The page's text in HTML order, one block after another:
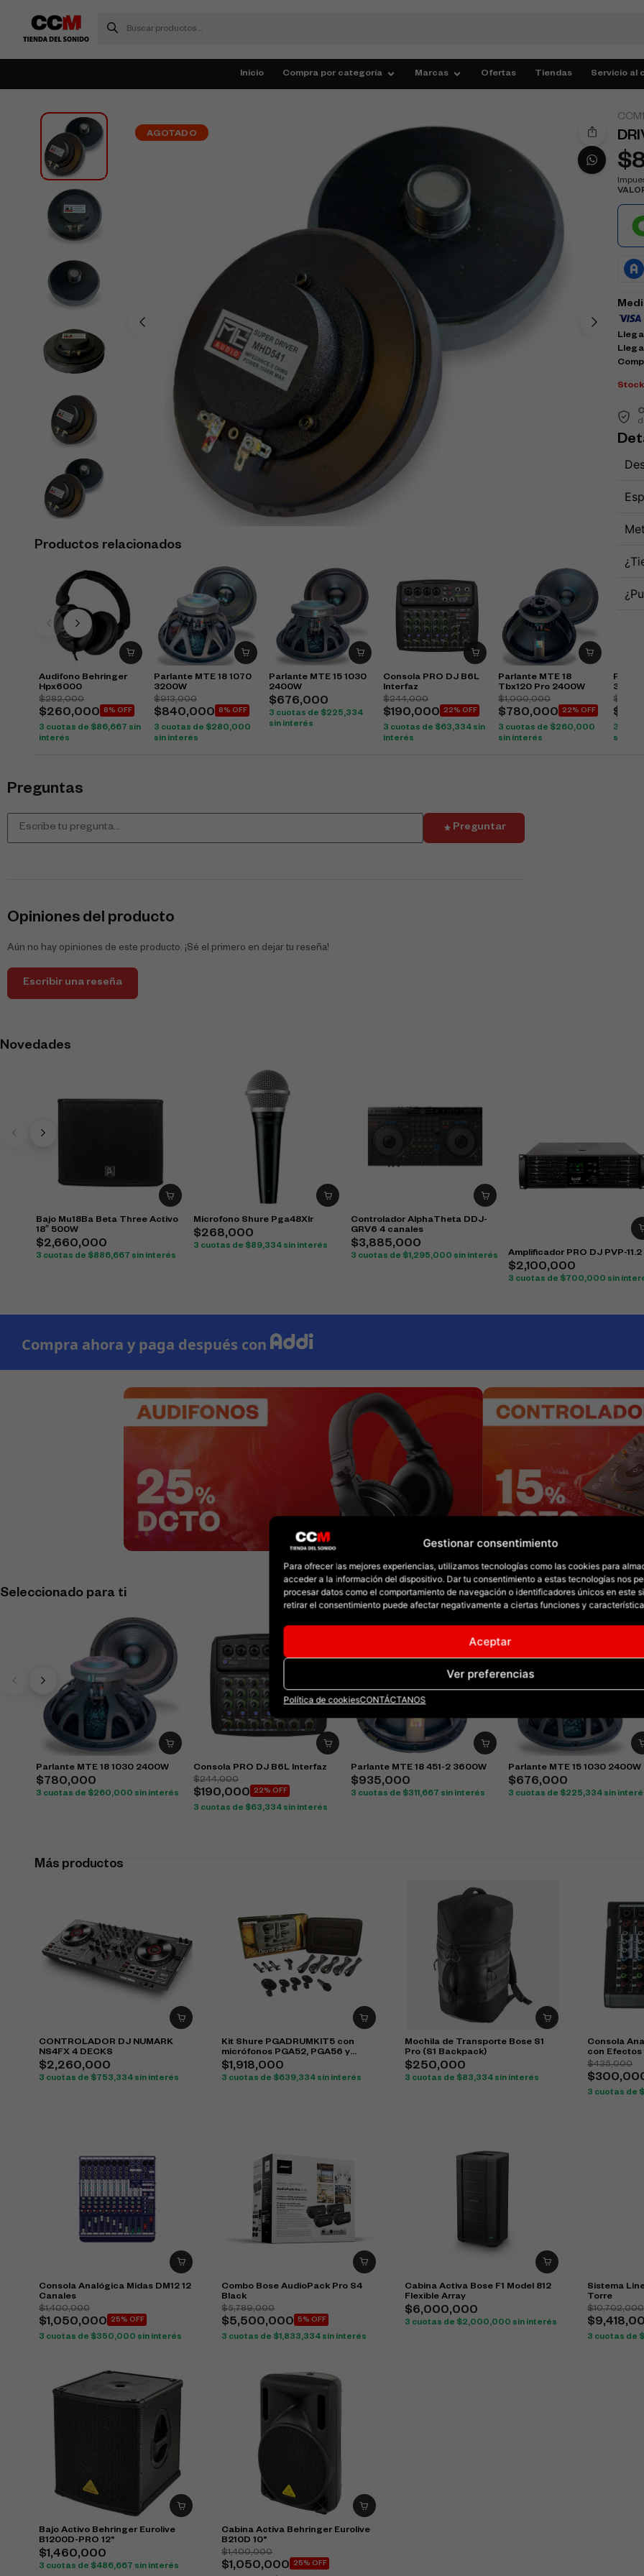
Gestionar consentimiento
Para ofrecer las mejores experiencias, utilizamos tecnologías como las cookies para
acceder a la información del dispositivo. Dar tu consentimiento a estas tecnologías nos
procesar datos como el comportamiento de navegación o identificadores únicos en este
retirar el consentimiento puede afectar negativamente a ciertas funciones y
Aceptar
Ver preferencias
Política de cookiesCONTÁCTANOS
Inicio Compra por categoría Marcas Ofertas Tiendas Servicio al
AGOTADO
Productos relacionados
Audifono Behringer
Hpx6000
$282,000
$260,000 8% OFF
3 cuotas de $86,667 sin
interés
Parlante MTE 18 1070
3200W
$913,000
$840,000 8% OFF
3 cuotas de $280,000
sin interés
Parlante MTE 15 1030
2400W
$676,000
3 cuotas de $225,334
sin interés
Consola PRO DJ B6L
Interfaz
$244,000
$190,000 22% OFF
3 cuotas de $63,334 sin
interés
Parlante MTE 18
Tbx120 Pro 2400W
$1,000,000
$ 780,000 22% OFF
3 cuotas de $260,000
sin interés
3000W
$
$
3
sin
$
Llega
Stock
Preguntas
Preguntar
Opiniones del producto
Aún no hay opiniones de este producto. ¡Sé el primero en dejar tu reseña!
Escribir una reseña
Novedades
Bajo Mu18Ba Beta Three Activo
18″ 500W
$2,660,000
3 cuotas de $886,667 sin interés
Microfono Shure Pga48Xlr
$268,000
3 cuotas de $89,334sin interés
Controlador AlphaTheta DDJ-
GRV6 4 canales
$3,885,000
3 cuotas de $1,295,000 sin interés Amplificador PRO DJ PVP-11.2
$2,100,000
3 cuotas de $ 700,000 sin
Seleccionado para ti
Parlante MTE 18 1030 2400W
$ 780,000
3 cuotas de $260,000 sin interés
Consola PRO DJ B6L Interfaz
$244,000
$190,000 22% OFF
3 cuotas de $63,334sin interés
Parlante MTE 18 451-2 3600W
$935,000
3 cuotas de $311,667 sin interés
Parlante MTE 15 1030 2400W
$676,000
3 cuotas de $225,334 sin
Más productos
CONTROLADOR DJ NUMARK
NS4FX 4 DECKS
$2,260,000
3 cuotas de $ 753,334 sin interés
Kit Shure PGADRUMKIT5 con
micrófonos PGA52, PGA56 y
PGA57 para batería
$1,918,000
3 cuotas de $639,334 sin interés
Mochila de Transporte Bose S1
Pro (S1 Backpack)
$250,000
3 cuotas de $83,334sin interés
Consola
con Efectos
$435,000
$
3 cuotas de $
Consola Analógica Midas DM12 12
Canales
$1,400,000
$1,050,000 25% OFF
3 cuotas de $350,000 sin interés
Combo Bose AudioPack Pro S4
Black
$5,789,000
$5,500,000 5% OFF
3 cuotas de $1,833,334 sin interés
Cabina Activa Bose F1 Model 812
Flexible Array
$6,000,000
3 cuotas de $2,000,000 sin interés
Sistema
Torre
$10,702,000
$
3 cuotas de $
Bajo Activo Behringer Eurolive
B1200D-PRO 12"
$1,460,000
3 cuotas de $486,667 sin interés
Cabina Activa Behringer Eurolive
B210D 10"
$1,400,000
$1,050,000 25% OFF